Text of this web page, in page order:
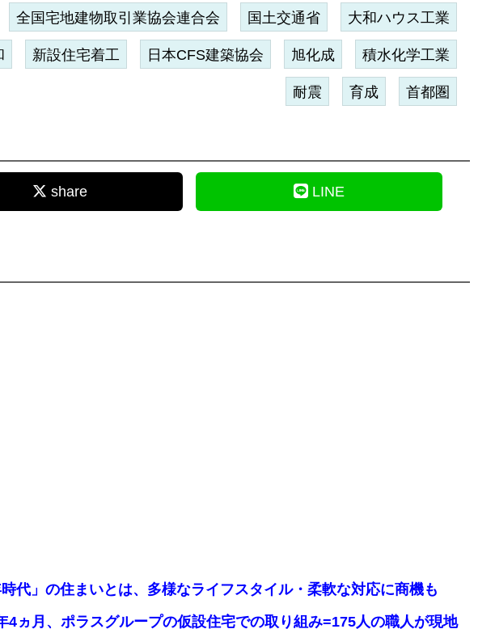
全国宅地建物取引業協会連合会 国土交通省 大和ハウス工業
新設住宅着工 日本CFS建築協会 旭化成 積水化学工業
耐震 育成 首都圏
share LINE
代」の住まいとは、多様なライフスタイル・柔軟な対応に商機も
ヵ月、ポラスグループの仮設住宅での取り組み=175人の職人が現地